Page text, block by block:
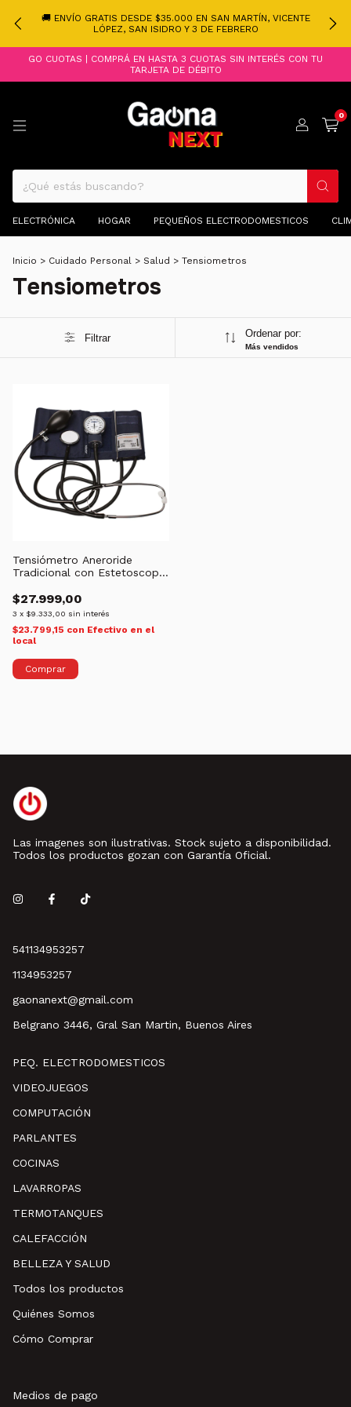
🚚 ENVÍO GRATIS DESDE $35.000 EN SAN MARTÍN, VICENTE
LÓPEZ, SAN ISIDRO Y 3 DE FEBRERO
GO CUOTAS | COMPRÁ EN HASTA 3 CUOTAS SIN INTERÉS CON TU
TARJETA DE DÉBITO
0
ELECTRÓNICA HOGAR PEQUEÑOS ELECTRODOMESTICOS
Inicio > Cuidado Personal > Salud > Tensiometros
Tensiometros
Filtrar Ordenar por:
Más vendidos
Tensiómetro Aneroride
Tradicional con Estetoscopio
$27.999,00
3 x $9.333,00 sin interés
$23.799,15 con Efectivo en el
local
Las imagenes son ilustrativas. Stock sujeto a disponibilidad.
Todos los productos gozan con Garantía Oficial.
541134953257
1134953257
gaonanext@gmail.com
Belgrano 3446, Gral San Martin, Buenos Aires
PEQ. ELECTRODOMESTICOS
VIDEOJUEGOS
COMPUTACIÓN
PARLANTES
COCINAS
LAVARROPAS
TERMOTANQUES
CALEFACCIÓN
BELLEZA Y SALUD
Todos los productos
Quiénes Somos
Cómo Comprar
Medios de pago